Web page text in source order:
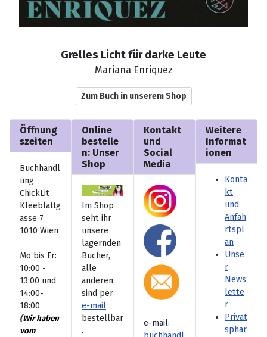
Grelles Licht für darke Leute
Mariana Enriquez
Zum Buch in unserem Shop
Öffnung
szeiten
Buchhandl
ung
ChickLit
Kleeblattg
asse 7
1010 Wien
Mo bis Fr:
10:00 -
13:00 und
14:00-
18:00
(Wir haben
vom
Online
bestelle
n: Unser
Shop
Im Shop
seht ihr
unsere
lagernden
Bücher,
alle
anderen
sind per
e-mail
bestellbar
.
Kontakt
und
Social
Media
e-mail:
Weitere
Informat
ionen
Konta
kt
und
Anfah
rtspl
an
Unse
r
News
lette
r
Privat
sphär